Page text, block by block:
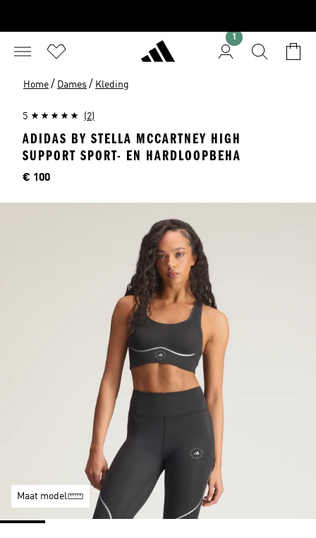
Home / Dames / Kleding
5 (2)
ADIDAS BY STELLA MCCARTNEY HIGH
SUPPORT SPORT- EN HARDLOOPBEHA
Price
€ 100
Maat model